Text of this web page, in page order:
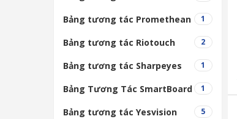
Bảng tương tác Promethean 1
Bảng tương tác Riotouch 2
Bảng tương tác Sharpeyes 1
Bảng Tương Tác SmartBoard 1
Bảng tương tác Yesvision 5